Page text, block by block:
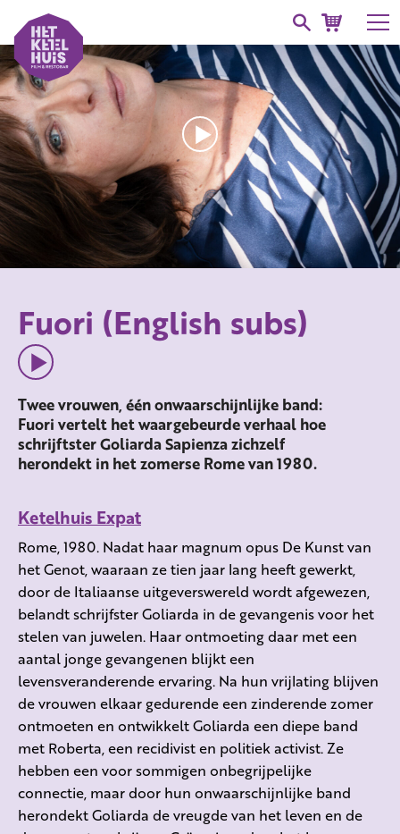
Fuori (English subs)
Twee vrouwen, één onwaarschijnlijke band:
Fuori vertelt het waargebeurde verhaal hoe
schrijftster Goliarda Sapienza zichzelf
herondekt in het zomerse Rome van 1980.
Ketelhuis Expat
Rome, 1980. Nadat haar magnum opus De Kunst van
het Genot, waaraan ze tien jaar lang heeft gewerkt,
door de Italiaanse uitgeverswereld wordt afgewezen,
belandt schrijfster Goliarda in de gevangenis voor het
stelen van juwelen. Haar ontmoeting daar met een
aantal jonge gevangenen blijkt een
levensveranderende ervaring. Na hun vrijlating blijven
de vrouwen elkaar gedurende een zinderende zomer
ontmoeten en ontwikkelt Goliarda een diepe band
met Roberta, een recidivist en politiek activist. Ze
hebben een voor sommigen onbegrijpelijke
connectie, maar door hun onwaarschijnlijke band
herondekt Goliarda de vreugde van het leven en de